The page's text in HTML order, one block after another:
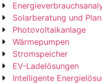
Solarberatung und
Photovoltaikanlage
Wärmepumpen
Stromspeicher
EV-Ladelösungen
Intelligente